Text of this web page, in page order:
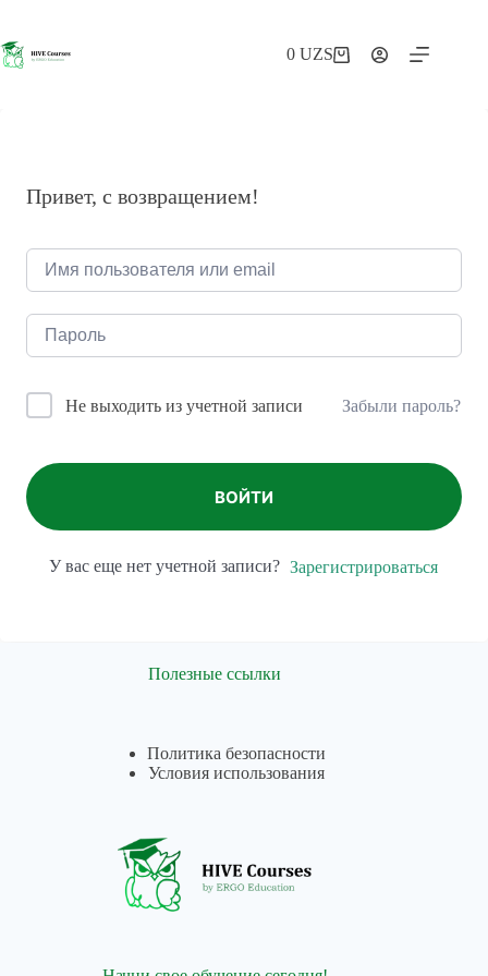
сути
Корзина
0UZS
Привет, с возвращением!
Не выходить из учетной записи Забыли пароль?
ВОЙТИ
У вас еще нет учетной записи? Зарегистрироваться
Полезные ссылки
Политика безопасности
Условия использования